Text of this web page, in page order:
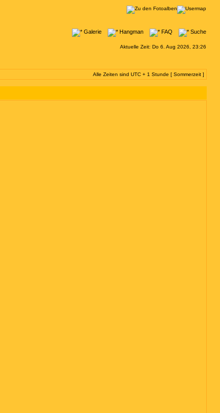
Galerie Hangman FAQ Suche
Aktuelle Zeit: Do 6. Aug 2026, 23:26
Alle Zeiten sind UTC + 1 Stunde [ Sommerzeit ]